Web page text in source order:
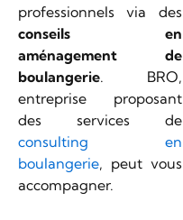
professionnels via des
conseils en
aménagement de
boulangerie. BRO,
entreprise proposant
des services de
consulting en
boulangerie, peut vous
accompagner.